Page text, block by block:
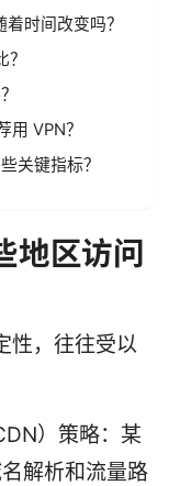
时间改变吗？
用 VPN？
关键指标？
地区访问
性，往往受以
）策略：某
解析和流量路